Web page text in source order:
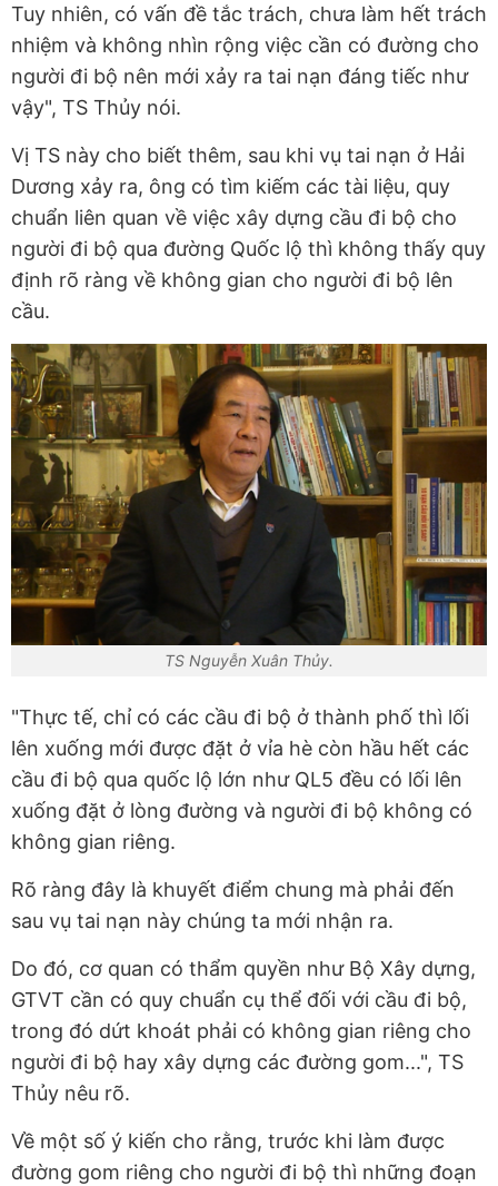
Tuy nhiên, có vấn đề tắc trách, chưa làm hết trách
nhiệm và không nhìn rộng việc cần có đường cho
người đi bộ nên mới xảy ra tai nạn đáng tiếc như
vậy", TS Thủy nói.
Vị TS này cho biết thêm, sau khi vụ tai nạn ở Hải
Dương xảy ra, ông có tìm kiếm các tài liệu, quy
chuẩn liên quan về việc xây dựng cầu đi bộ cho
người đi bộ qua đường Quốc lộ thì không thấy quy
định rõ ràng về không gian cho người đi bộ lên
cầu.
TS Nguyễn Xuân Thủy.
"Thực tế, chỉ có các cầu đi bộ ở thành phố thì lối
lên xuống mới được đặt ở vỉa hè còn hầu hết các
cầu đi bộ qua quốc lộ lớn như QL5 đều có lối lên
xuống đặt ở lòng đường và người đi bộ không có
không gian riêng.
Rõ ràng đây là khuyết điểm chung mà phải đến
sau vụ tai nạn này chúng ta mới nhận ra.
Do đó, cơ quan có thẩm quyền như Bộ Xây dựng,
GTVT cần có quy chuẩn cụ thể đối với cầu đi bộ,
trong đó dứt khoát phải có không gian riêng cho
người đi bộ hay xây dựng các đường gom...", TS
Thủy nêu rõ.
Về một số ý kiến cho rằng, trước khi làm được
đường gom riêng cho người đi bộ thì những đoạn